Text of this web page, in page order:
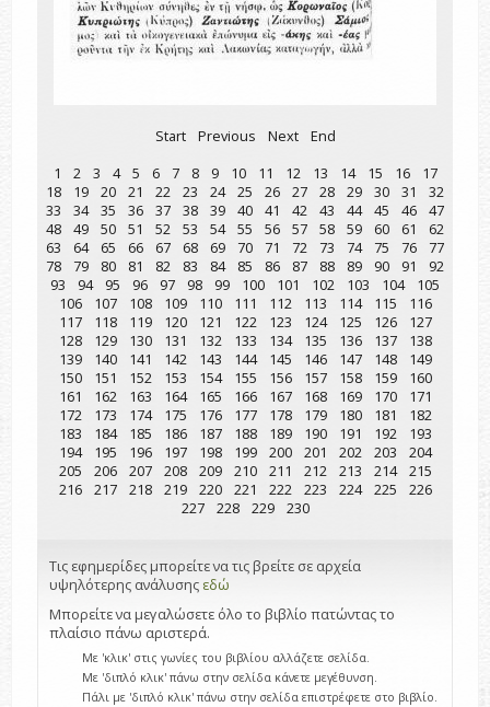
Start Previous Next
End
1
2 3 4 5 6 7 8 9 10 11 12 13 14 15 16
17
18
19 20 21 22 23 24 25 26 27 28 29 30 31
32
33
34 35 36 37 38 39 40 41 42 43 44 45 46
47
48
49 50 51 52 53 54 55 56 57 58 59 60 61
62
63
64 65 66 67 68 69 70 71 72 73 74 75 76
77
78
79 80 81 82 83 84 85 86 87 88 89 90 91
92
93
94 95 96 97 98 99 100 101 102 103 104
105
106
107 108 109 110 111 112 113 114 115
116
117
118 119 120 121 122 123 124 125 126
127
128
129 130 131 132 133 134 135 136 137
138
139
140 141 142 143 144 145 146 147 148
149
150
151 152 153 154 155 156 157 158 159
160
161
162 163 164 165 166 167 168 169 170
171
172
173 174 175 176 177 178 179 180 181
182
183
184 185 186 187 188 189 190 191 192
193
194
195 196 197 198 199 200 201 202 203
204
205
206 207 208 209 210 211 212 213 214
215
216
217 218 219 220 221 222 223 224 225
226
227
228 229 230
Τις εφημερίδες μπορείτε να τις βρείτε σε αρχεία
υψηλότερης ανάλυσης εδώ
Μπορείτε να μεγαλώσετε όλο το βιβλίο πατώντας το
πλαίσιο πάνω αριστερά.
Με 'κλικ' στις γωνίες του βιβλίου αλλάζετε σελίδα.
Με 'διπλό κλικ' πάνω στην σελίδα κάνετε μεγέθυνση.
Πάλι με 'διπλό κλικ' πάνω στην σελίδα επιστρέφετε στο βιβλίο.